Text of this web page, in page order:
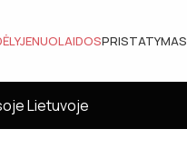
NUOLAIDOSPRISTATYMAS
Lietuvoje